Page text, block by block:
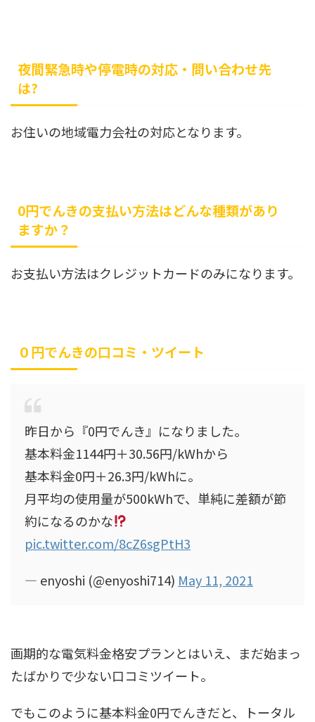
夜間緊急時や停電時の対応・問い合わせ先
は?
お住いの地域電力会社の対応となります。
0円でんきの支払い方法はどんな種類があり
ますか？
お支払い方法はクレジットカードのみになります。
０円でんきの口コミ・ツイート
昨日から『0円でんき』になりました。
基本料金1144円＋30.56円/kWhから
基本料金0円＋26.3円/kWhに。
月平均の使用量が500kWhで、単純に差額が節
約になるのかな
pic.twitter.com/8cZ6sgPtH3
— enyoshi (@enyoshi714) May 11, 2021
画期的な電気料金格安プランとはいえ、まだ始まっ
たばかりで少ない口コミツイート。
でもこのように基本料金0円でんきだと、トータル